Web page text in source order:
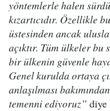
yöntemlerle halen
kızartıcıdır. Özellikle
üstesinden ancak
açıktır. Tüm ülkeler
bir ülkenin güvenle
Genel kurulda ortaya
anlaşılması
temenni ediyoruz” diye